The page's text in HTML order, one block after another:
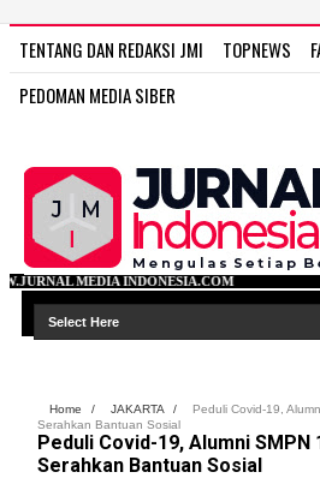
TENTANG DAN REDAKSI JMI TOPNEWS
PEDOMAN MEDIA SIBER
Home / JAKARTA /
Peduli Covid-19,
Serahkan Bantuan Sosial
Peduli Covid-19, Alumni SMPN
Serahkan Bantuan Sosial